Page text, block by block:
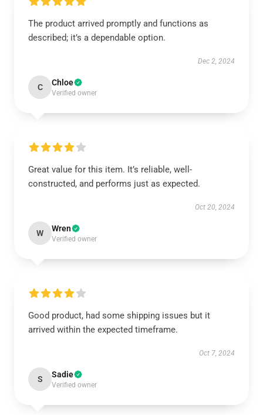
The product arrived promptly and functions as
described; it’s a dependable option.
Dec 2, 2024
C Chloe
Verified owner
Great value for this item. It’s reliable, well-
constructed, and performs just as expected.
Oct 20, 2024
W Wren
Verified owner
Good product, had some shipping issues but it
arrived within the expected timeframe.
Oct 7, 2024
S Sadie
Verified owner